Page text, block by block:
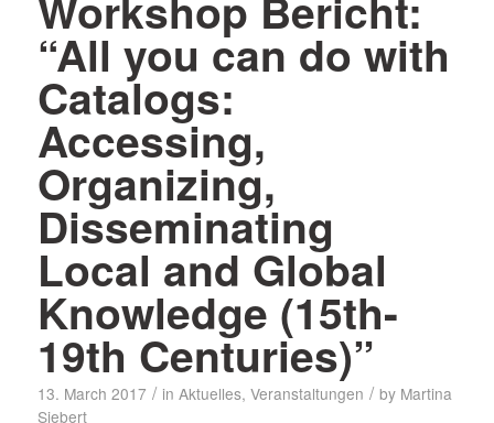
“All you can do with
Catalogs:
Accessing,
Organizing,
Disseminating
Local and Global
Knowledge (15th-
19th Centuries)”
13. March 2017 / in Aktuelles, Veranstaltungen / by Martina
Siebert